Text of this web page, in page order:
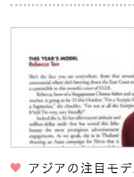
アジアの注目モ